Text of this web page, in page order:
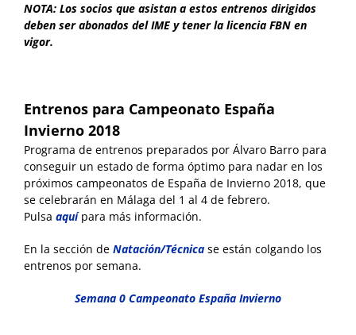
NOTA: Los socios que asistan a estos entrenos dirigidos
deben ser abonados del IME y tener la licencia FBN en
vigor.
Entrenos para Campeonato España
Invierno 2018
Programa de entrenos preparados por Álvaro Barro para
conseguir un estado de forma óptimo para nadar en los
próximos campeonatos de España de Invierno 2018, que
se celebrarán en Málaga del 1 al 4 de febrero.
Pulsa aquípara más información.
En la sección de Natación/Técnica se están colgando los
entrenos por semana.
Semana 0 Campeonato España Invierno